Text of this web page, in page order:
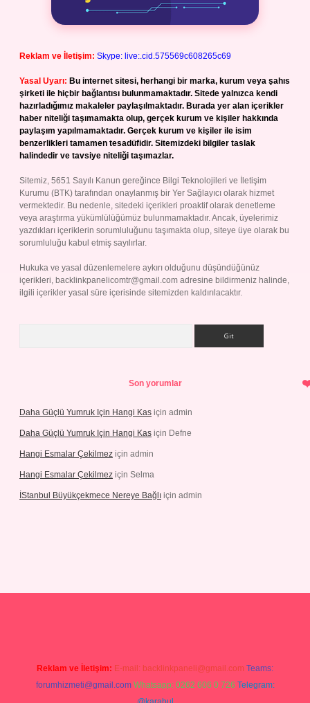
Reklam ve İletişim: Skype: live:.cid.575569c608265c69
Yasal Uyarı: Bu internet sitesi, herhangi bir marka, kurum veya şahıs
şirketi ile hiçbir bağlantısı bulunmamaktadır. Sitede yalnızca kendi
hazırladığımız makaleler paylaşılmaktadır. Burada yer alan içerikler
haber niteliği taşımamakta olup, gerçek kurum ve kişiler hakkında
paylaşım yapılmamaktadır. Gerçek kurum ve kişiler ile isim
benzerlikleri tamamen tesadüfidir. Sitemizdeki bilgiler taslak
halindedir ve tavsiye niteliği taşımazlar.
Sitemiz, 5651 Sayılı Kanun gereğince Bilgi Teknolojileri ve İletişim
Kurumu (BTK) tarafından onaylanmış bir Yer Sağlayıcı olarak hizmet
vermektedir. Bu nedenle, sitedeki içerikleri proaktif olarak denetleme
veya araştırma yükümlülüğümüz bulunmamaktadır. Ancak, üyelerimiz
yazdıkları içeriklerin sorumluluğunu taşımakta olup, siteye üye olarak bu
sorumluluğu kabul etmiş sayılırlar.
Hukuka ve yasal düzenlemelere aykırı olduğunu düşündüğünüz
içerikleri, backlinkpanelicomtr@gmail.com adresine bildirmeniz halinde,
ilgili içerikler yasal süre içerisinde sitemizden kaldırılacaktır.
Son yorumlar
Daha Güçlü Yumruk Için Hangi Kas için admin
Daha Güçlü Yumruk Için Hangi Kas için Defne
Hangi Esmalar Çekilmez için admin
Hangi Esmalar Çekilmez için Selma
İStanbul Büyükçekmece Nereye Bağlı için admin
Reklam ve İletişim: E-mail: backlinkpaneli@gmail.com Teams:
forumhizmeti@gmail.com Whatsapp: 0262 606 0 726 Telegram: